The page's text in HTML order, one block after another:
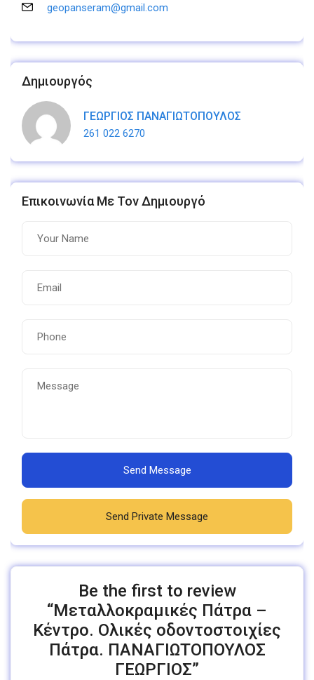
geopanseram@gmail.com
Δημιουργός
ΓΕΩΡΓΙΟΣ ΠΑΝΑΓΙΩΤΟΠΟΥΛΟΣ
261 022 6270
Επικοινωνία Με Τον Δημιουργό
Send Message
Send Private Message
Be the first to review
“Μεταλλοκραμικές Πάτρα –
Κέντρο. Ολικές οδοντοστοιχίες
Πάτρα. ΠΑΝΑΓΙΩΤΟΠΟΥΛΟΣ
ΓΕΩΡΓΙΟΣ”